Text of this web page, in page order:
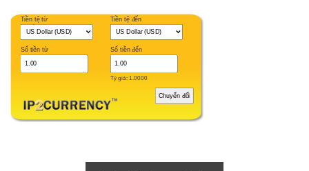
Tiền tệ từ Tiền tệ đến
Số tiền từ Số tiền đến
Tỷ giá: 1.0000